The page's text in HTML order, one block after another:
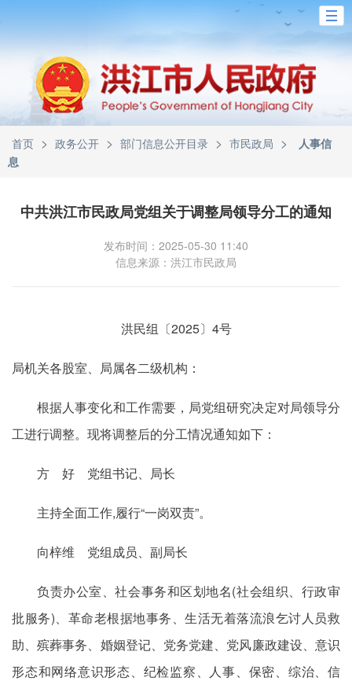
首页 > 政务公开 > 部门信息公开目录 > 市民政局 >
人事信
息
中共洪江市民政局党组关于调整局领导分工的通知
发布时间：2025-05-30 11:40
信息来源：洪江市民政局
洪民组〔2025〕4号
局机关各股室、局属各二级机构：
根据人事变化和工作需要，局党组研究决定对局领导分
工进行调整。现将调整后的分工情况通知如下：
方 好 党组书记、局长
主持全面工作,履行“一岗双责”。
向梓维 党组成员、副局长
负责办公室、社会事务和区划地名(社会组织、行政审
批服务)、革命老根据地事务、生活无着落流浪乞讨人员救
助、殡葬事务、婚姻登记、党务党建、党风廉政建设、意识
形态和网络意识形态、纪检监察、人事、保密、综治、信